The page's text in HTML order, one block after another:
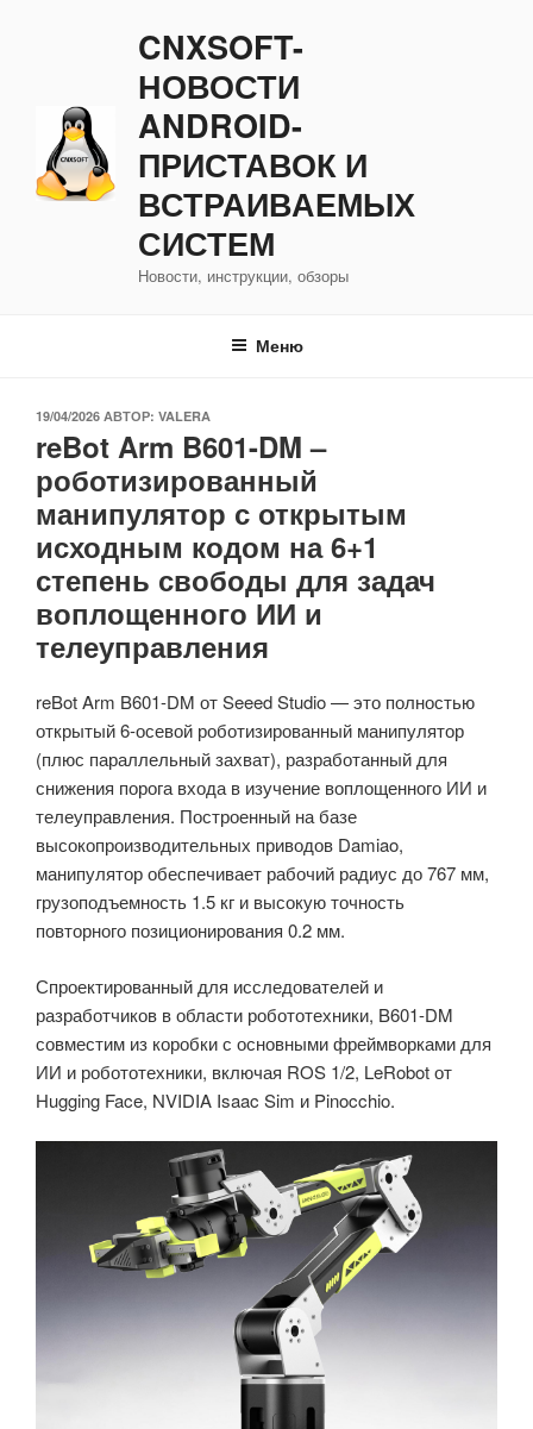
CNXSOFT-
НОВОСТИ
ANDROID-
ПРИСТАВОК И
ВСТРАИВАЕМЫХ
СИСТЕМ
Новости, инструкции, обзоры
Меню
ОПУБЛИКОВАНО
19/04/2026 АВТОР: VALERA
reBot Arm B601-DM –
роботизированный
манипулятор с открытым
исходным кодом на 6+1
степень свободы для задач
воплощенного ИИ и
телеуправления
reBot Arm B601-DM от Seeed Studio — это полностью
открытый 6-осевой роботизированный манипулятор
(плюс параллельный захват), разработанный для
снижения порога входа в изучение воплощенного ИИ и
телеуправления. Построенный на базе
высокопроизводительных приводов Damiao,
манипулятор обеспечивает рабочий радиус до 767 мм,
грузоподъемность 1.5 кг и высокую точность
повторного позиционирования 0.2 мм.
Спроектированный для исследователей и
разработчиков в области робототехники, B601-DM
совместим из коробки с основными фреймворками для
ИИ и робототехники, включая ROS 1/2, LeRobot от
Hugging Face, NVIDIA Isaac Sim и Pinocchio.